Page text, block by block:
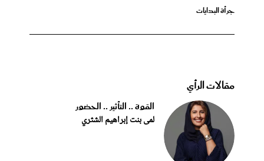
جرأة البدايات
مقالات الرأي
القوة .. التأثير .. الحضور
لمى بنت إبراهيم الشثري